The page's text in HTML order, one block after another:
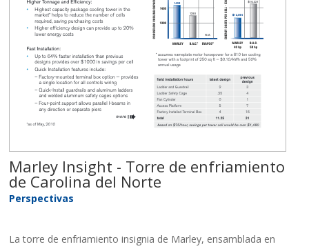
Marley Insight - Torre de enfriamiento
de Carolina del Norte
Perspectivas
La torre de enfriamiento insignia de Marley, ensamblada en